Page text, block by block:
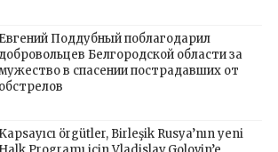
Евгений Поддубный поблагодарил
добровольцев Белгородской области за
в спасении пострадавших от
обстрелов
Kapsayıcı örgütler, Birleşik Rusya’nın yeni